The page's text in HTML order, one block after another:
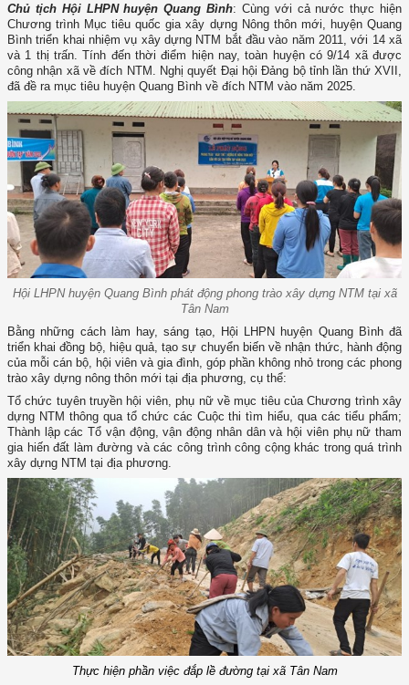
Chủ tịch Hội LHPN huyện Quang Bình: Cùng với cả nước thực hiện
Chương trình Mục tiêu quốc gia xây dựng Nông thôn mới, huyện Quang
Bình triển khai nhiệm vụ xây dựng NTM bắt đầu vào năm 2011, với 14 xã
và 1 thị trấn. Tính đến thời điểm hiện nay, toàn huyện có 9/14 xã được
công nhận xã về đích NTM. Nghị quyết Đại hội Đảng bộ tỉnh lần thứ XVII,
đã đề ra mục tiêu huyện Quang Bình về đích NTM vào năm 2025.
Hội LHPN huyện Quang Bình phát động phong trào xây dựng NTM tại xã
Tân Nam
Bằng những cách làm hay, sáng tạo, Hội LHPN huyện Quang Bình đã
triển khai đồng bộ, hiệu quả, tạo sự chuyển biến về nhận thức, hành động
của mỗi cán bộ, hội viên và gia đình, góp phần không nhỏ trong các phong
trào xây dựng nông thôn mới tại địa phương, cụ thể:
Tổ chức tuyên truyền hội viên, phụ nữ về mục tiêu của Chương trình xây
dựng NTM thông qua tổ chức các Cuộc thi tìm hiểu, qua các tiểu phẩm;
Thành lập các Tổ vận động, vận động nhân dân và hội viên phụ nữ tham
gia hiến đất làm đường và các công trình công cộng khác trong quá trình
xây dựng NTM tại địa phương.
Thực hiện phần việc đắp lề đường tại xã Tân Nam